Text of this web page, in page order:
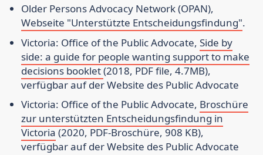
Older Persons Advocacy Network (OPAN),
Webseite "Unterstützte Entscheidungsfindung".
Victoria: Office of the Public Advocate, Side by
side: a guide for people wanting support to make
decisions booklet(2018, PDF file, 4.7MB),
verfügbar auf der Website des Public Advocate
Victoria: Office of the Public Advocate, Broschüre
zur unterstützten Entscheidungsfindung in
Victoria (2020, PDF-Broschüre, 908 KB),
verfügbar auf der Website des Public Advocate